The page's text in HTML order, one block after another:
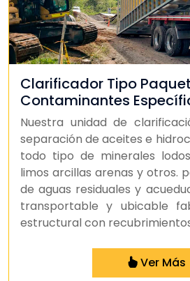
Clarificador Tipo
Contaminantes
Nuestra unidad de
separación de aceites e
todo tipo de minerales
limos arcillas arenas y otros.
de aguas residuales y
transportable y ubicable
estructural con
Ver Más